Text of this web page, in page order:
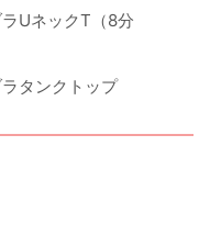
UネックT（8分
タンクトップ